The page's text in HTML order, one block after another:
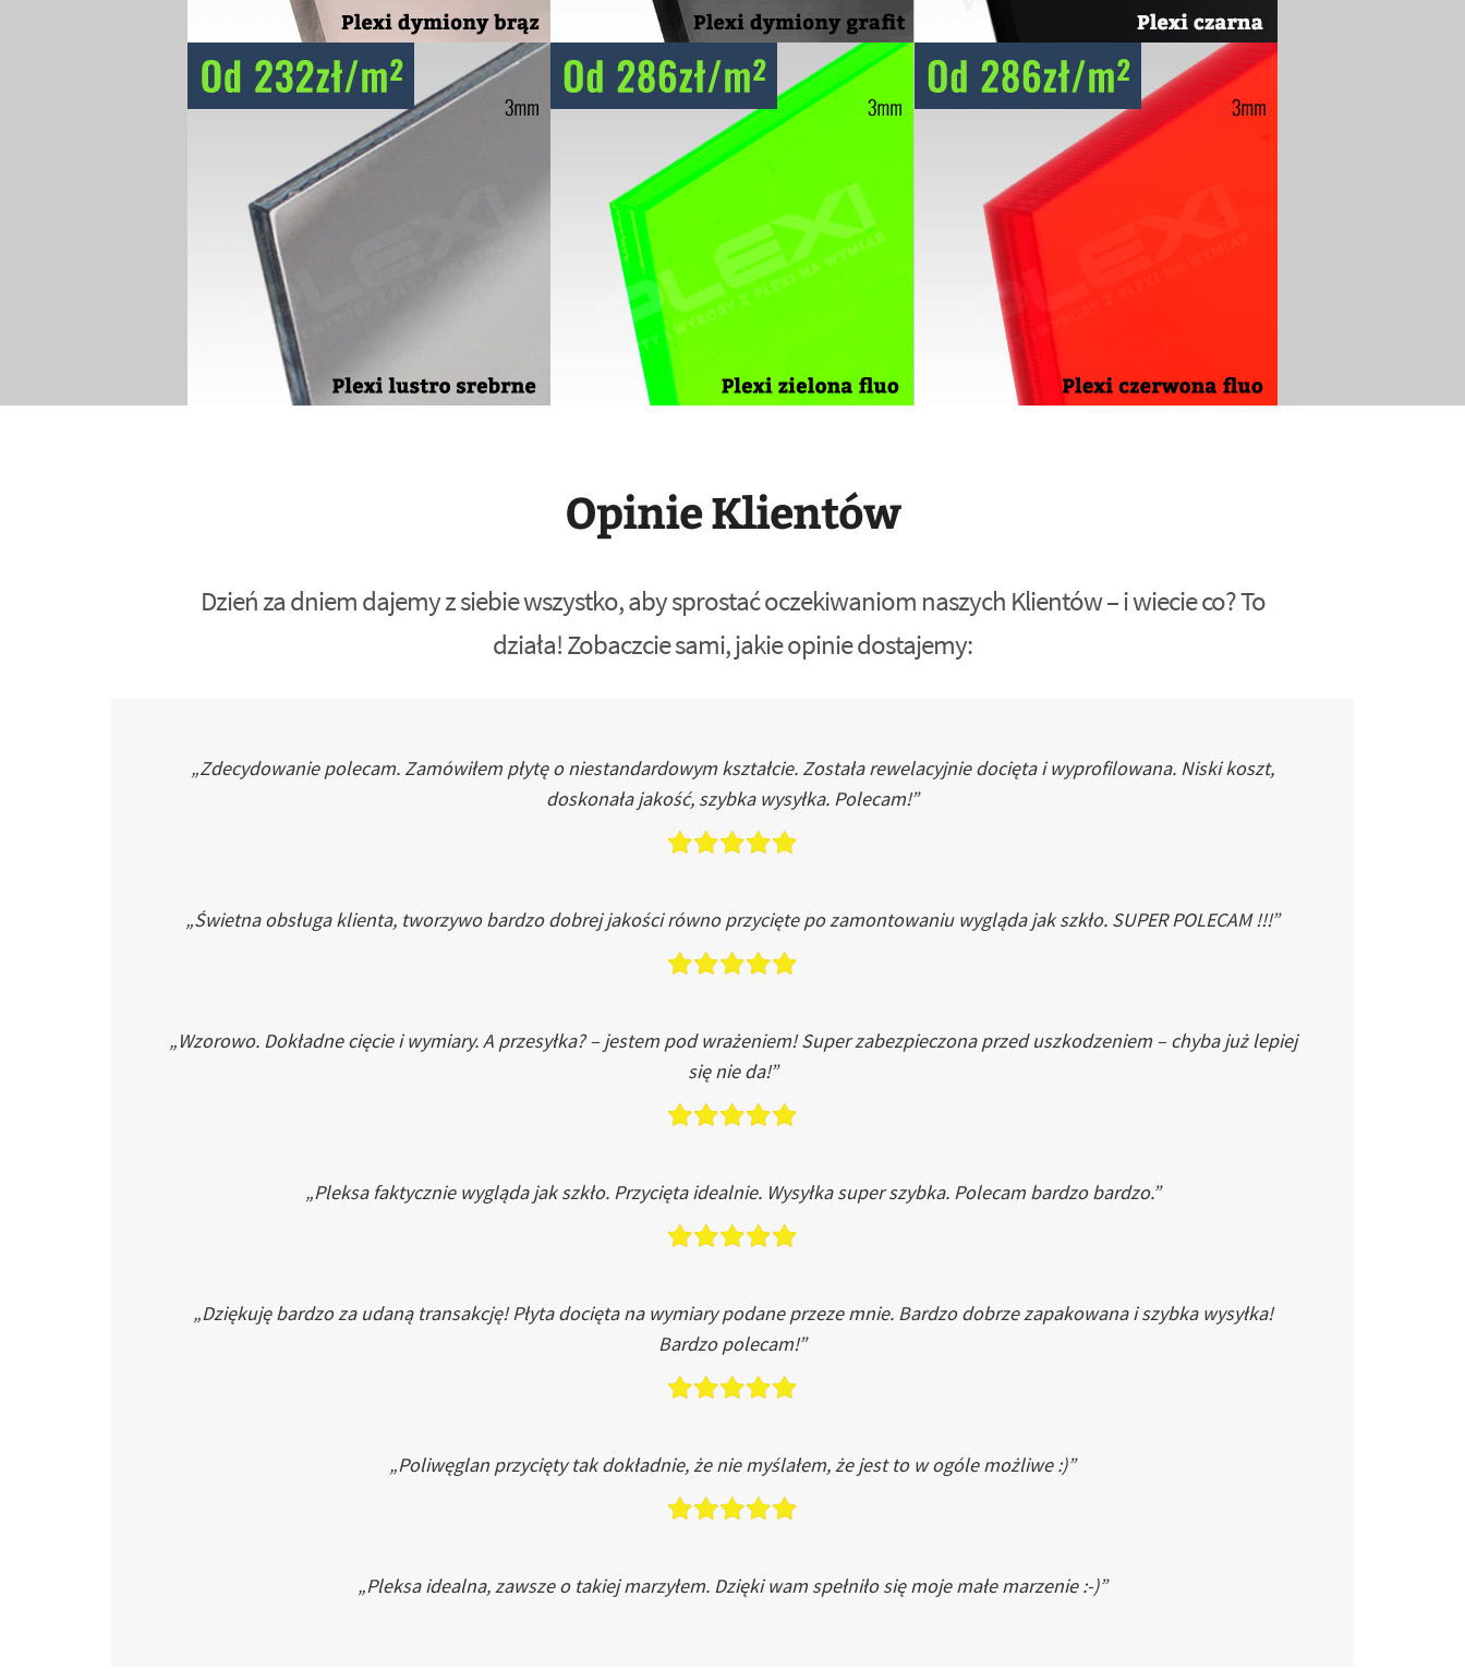
Opinie Klientów
Dzień za dniem dajemy z siebie wszystko, aby sprostać oczekiwaniom naszych Klientów – i wiecie co? To
działa! Zobaczcie sami, jakie opinie dostajemy:
„Zdecydowanie polecam. Zamówiłem płytę o niestandardowym kształcie. Została rewelacyjnie docięta i wyprofilowana. Niski koszt,
doskonała jakość, szybka wysyłka. Polecam!”
„Świetna obsługa klienta, tworzywo bardzo dobrej jakości równo przycięte po zamontowaniu wygląda jak szkło. SUPER POLECAM !!!”
„Wzorowo. Dokładne cięcie i wymiary. A przesyłka? – jestem pod wrażeniem! Super zabezpieczona przed uszkodzeniem – chyba już lepiej
się nie da!”
„Pleksa faktycznie wygląda jak szkło. Przycięta idealnie. Wysyłka super szybka. Polecam bardzo bardzo.”
„Dziękuję bardzo za udaną transakcję! Płyta docięta na wymiary podane przeze mnie. Bardzo dobrze zapakowana i szybka wysyłka!
Bardzo polecam!”
„Poliwęglan przycięty tak dokładnie, że nie myślałem, że jest to w ogóle możliwe :)”
„Pleksa idealna, zawsze o takiej marzyłem. Dzięki wam spełniło się moje małe marzenie :-)”